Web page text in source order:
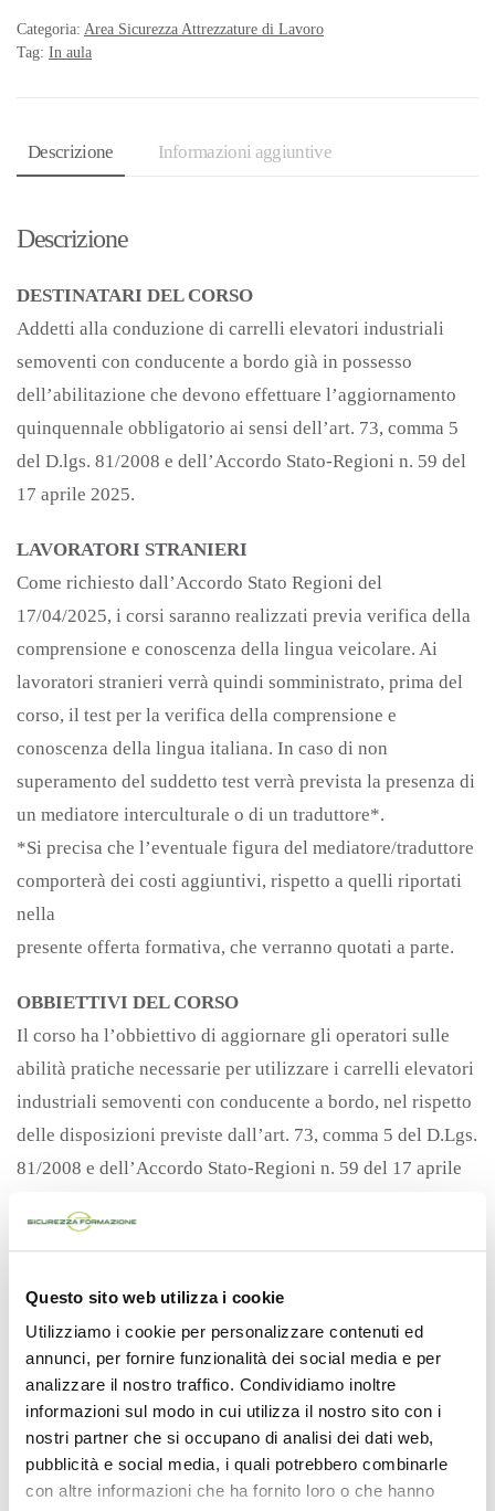
Questo sito web utilizza i cookie
Utilizziamo i cookie per personalizzare contenuti ed
annunci, per fornire funzionalità dei social media e per
analizzare il nostro traffico. Condividiamo inoltre
informazioni sul modo in cui utilizza il nostro sito con i
nostri partner che si occupano di analisi dei dati web,
pubblicità e social media, i quali potrebbero combinarle
con altre informazioni che ha fornito loro o che hanno
Categoria: Area Sicurezza Attrezzature di Lavoro
Tag: In aula
Descrizione Informazioni aggiuntive
Descrizione
DESTINATARI DEL CORSO
Addetti alla conduzione di carrelli elevatori industriali
semoventi con conducente a bordo già in possesso
dell’abilitazione che devono effettuare l’aggiornamento
quinquennale obbligatorio ai sensi dell’art. 73, comma 5
del D.lgs. 81/2008 e dell’Accordo Stato-Regioni n. 59 del
17 aprile 2025.
LAVORATORI STRANIERI
Come richiesto dall’Accordo Stato Regioni del
17/04/2025, i corsi saranno realizzati previa verifica della
comprensione e conoscenza della lingua veicolare. Ai
lavoratori stranieri verrà quindi somministrato, prima del
corso, il test per la verifica della comprensione e
conoscenza della lingua italiana. In caso di non
superamento del suddetto test verrà prevista la presenza di
un mediatore interculturale o di un traduttore*.
*Si precisa che l’eventuale figura del mediatore/traduttore
comporterà dei costi aggiuntivi, rispetto a quelli riportati
nella
presente offerta formativa, che verranno quotati a parte.
OBBIETTIVI DEL CORSO
Il corso ha l’obbiettivo di aggiornare gli operatori sulle
abilità pratiche necessarie per utilizzare i carrelli elevatori
industriali semoventi con conducente a bordo, nel rispetto
delle disposizioni previste dall’art. 73, comma 5 del D.Lgs.
81/2008 e dell’Accordo Stato-Regioni n. 59 del 17 aprile
DURATA DEL CORSO
4 ore (ad esclusione di verifiche finali).
200,00
MODULO
AGGIORNAMENTO
PER
Aggiungi al carrello